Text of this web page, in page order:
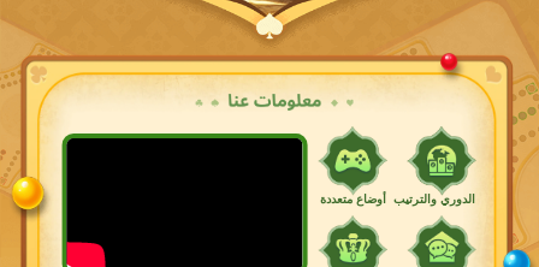
أوضاع متعددة الدوري والترتيب